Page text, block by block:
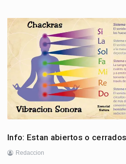
Info: Estan abiertos o
Redaccion